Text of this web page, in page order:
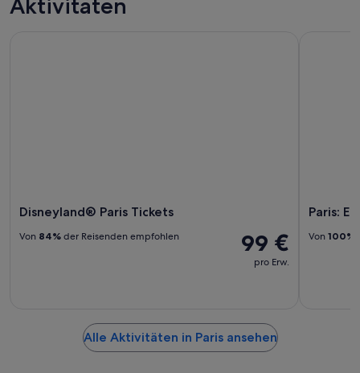
Aktivitäten
Disneyland® Paris Tickets
99 €
pro Erw.
Von 84% der Reisenden empfohlen
Paris:
Von 100%
Alle Aktivitäten in Paris ansehen